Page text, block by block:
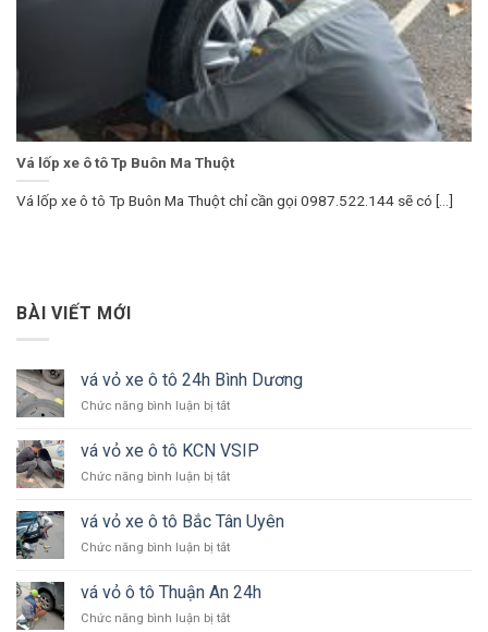
Vá lốp xe ô tô Tp Buôn Ma Thuột
Vá lốp xe ô tô Tp Buôn Ma Thuột chỉ cần gọi 0987.522.144 sẽ có [...]
BÀI VIẾT MỚI
vá vỏ xe ô tô 24h Bình Dương
Chức năng bình luận bị tắtở
vỏ
xe
ô
24h
Dương
vá vỏ xe ô tô KCN VSIP
Chức năng bình luận bị tắtở
vỏ
xe
ô
KCN
vá vỏ xe ô tô Bắc Tân Uyên
Chức năng bình luận bị tắtở
vỏ
xe
ô
vá vỏ ô tô Thuận An 24h
Chức năng bình luận bị tắtở